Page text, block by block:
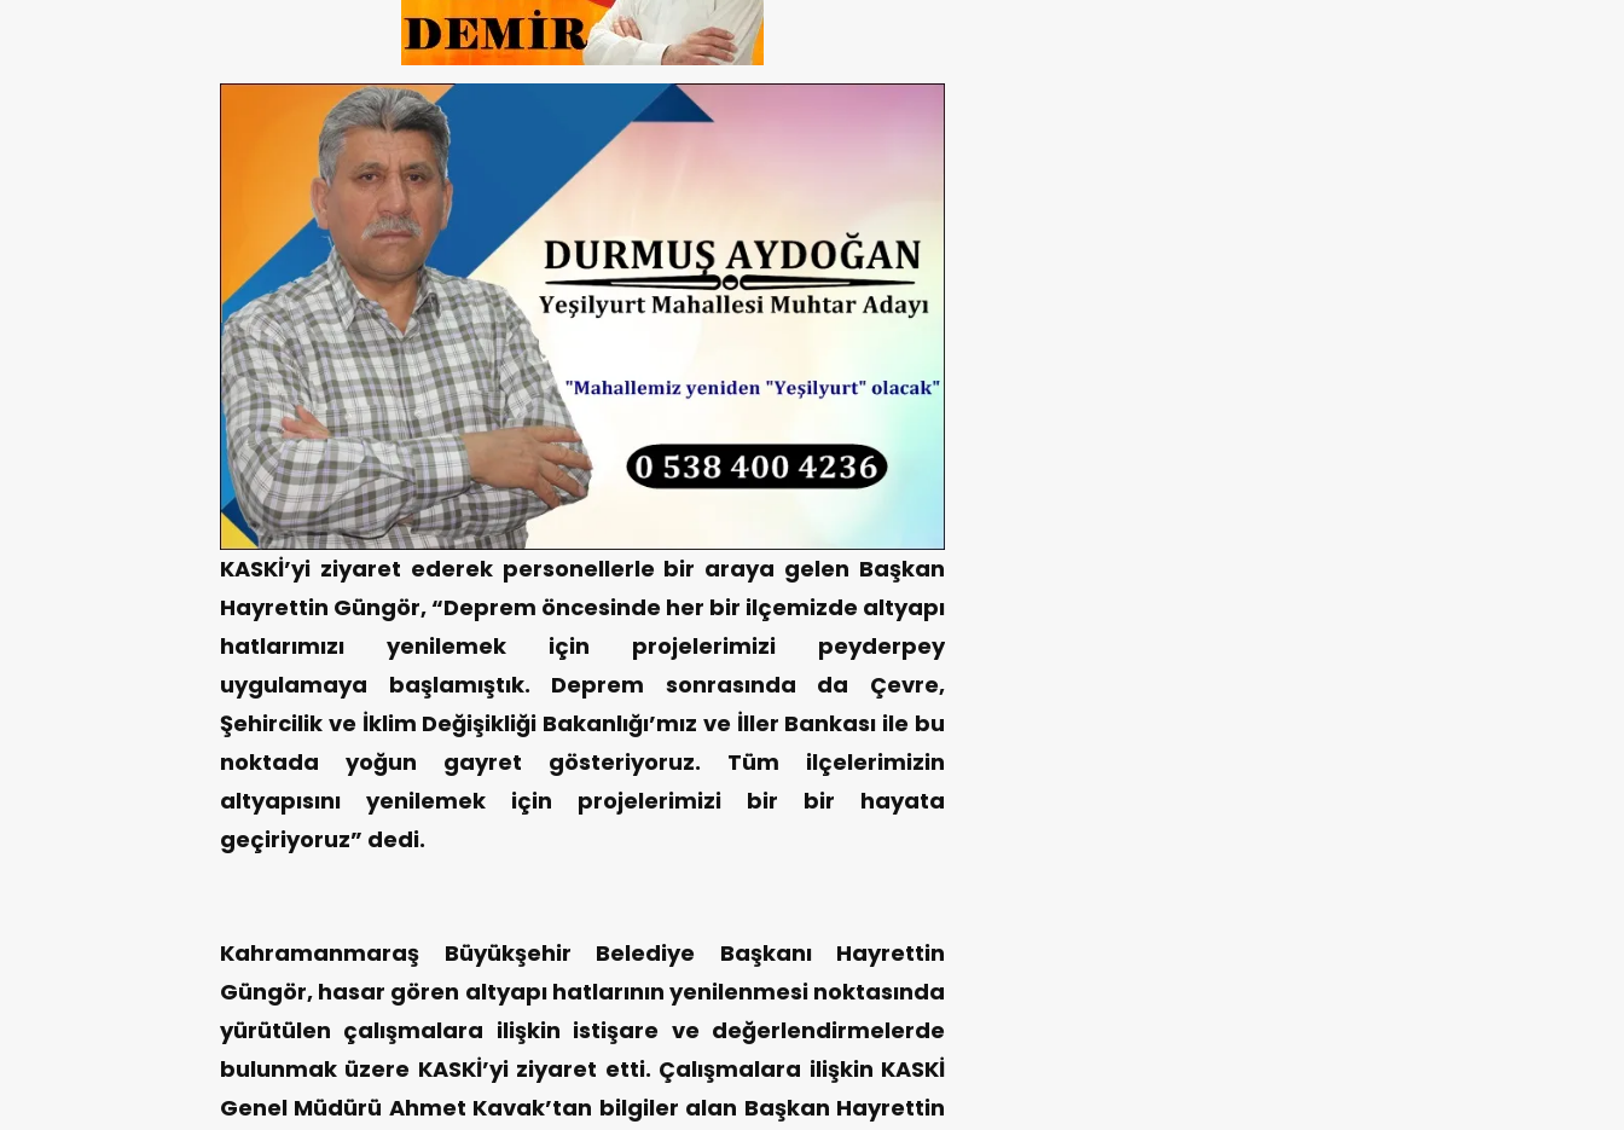
KASKİ’yi ziyaret ederek personellerle bir araya gelen Başkan
Hayrettin Güngör, “Deprem öncesinde her bir ilçemizde altyapı
hatlarımızı yenilemek için projelerimizi peyderpey
uygulamaya başlamıştık. Deprem sonrasında da Çevre,
Şehircilik ve İklim Değişikliği Bakanlığı’mız ve İller Bankası ile bu
noktada yoğun gayret gösteriyoruz. Tüm ilçelerimizin
altyapısını yenilemek için projelerimizi bir bir hayata
geçiriyoruz” dedi.
Kahramanmaraş Büyükşehir Belediye Başkanı Hayrettin
Güngör, hasar gören altyapı hatlarının yenilenmesi noktasında
yürütülen çalışmalara ilişkin istişare ve değerlendirmelerde
bulunmak üzere KASKİ’yi ziyaret etti. Çalışmalara ilişkin KASKİ
Genel Müdürü Ahmet Kavak’tan bilgiler alan Başkan Hayrettin